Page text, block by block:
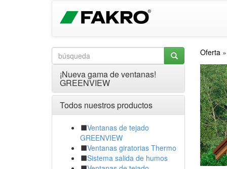
Oferta
¡Nueva gama de ventanas!
GREENVIEW
Todos nuestros productos
Ventanas de tejado
GREENVIEW
Ventanas giratorias Thermo
Sistema salida de humos